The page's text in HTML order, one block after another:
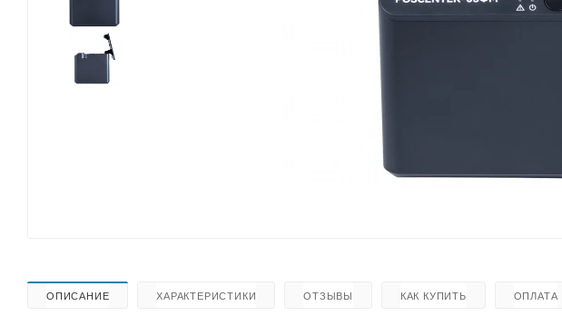
ОПИСАНИЕ ХАРАКТЕРИСТИКИ ОТЗЫВЫ КАК КУПИТЬ ОПЛАТА